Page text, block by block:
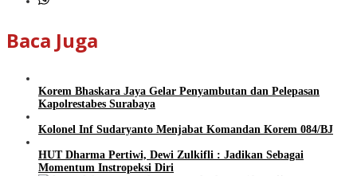
Baca Juga
Korem Bhaskara Jaya Gelar Penyambutan dan Pelepasan
Kapolrestabes Surabaya
Kolonel Inf Sudaryanto Menjabat Komandan Korem 084/BJ
HUT Dharma Pertiwi, Dewi Zulkifli : Jadikan Sebagai
Momentum Instropeksi Diri